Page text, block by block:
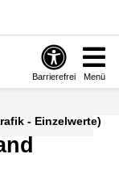
Barrierefrei Menü
- Einzelwerte)